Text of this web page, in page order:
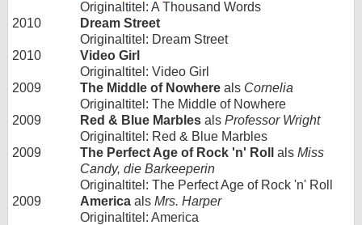
Originaltitel: A Thousand Words
2010
Dream Street
Originaltitel: Dream Street
2010
Video Girl
Originaltitel: Video Girl
2009
The Middle of Nowhere als Cornelia
Originaltitel: The Middle of Nowhere
2009
Red & Blue Marbles als Professor Wright
Originaltitel: Red & Blue Marbles
2009
The Perfect Age of Rock 'n' Roll als Miss
Candy, die Barkeeperin
Originaltitel: The Perfect Age of Rock 'n' Roll
2009
America als Mrs. Harper
Originaltitel: America